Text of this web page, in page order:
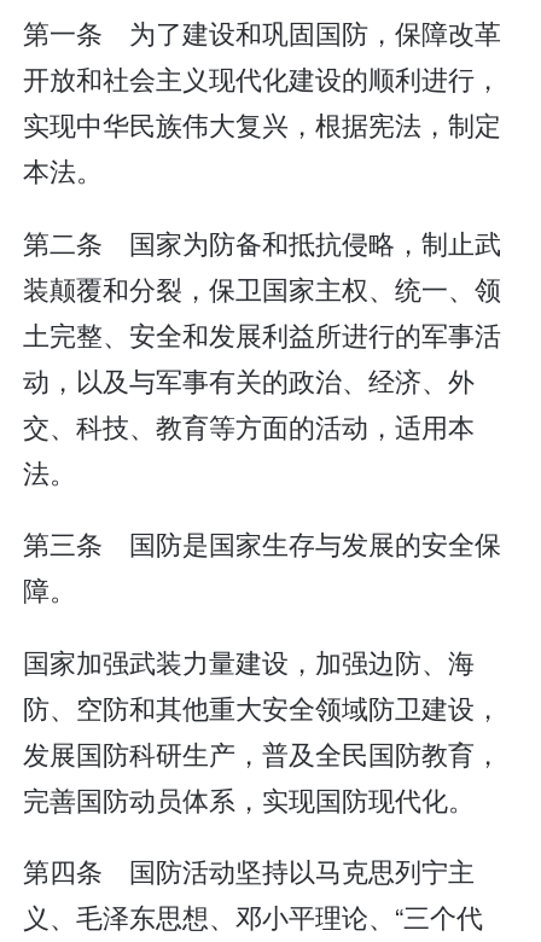
第一条 为了建设和巩固国防，保障改革
开放和社会主义现代化建设的顺利进行，
实现中华民族伟大复兴，根据宪法，制定
本法。
第二条 国家为防备和抵抗侵略，制止武
装颠覆和分裂，保卫国家主权、统一、领
土完整、安全和发展利益所进行的军事活
动，以及与军事有关的政治、经济、外
交、科技、教育等方面的活动，适用本
法。
第三条 国防是国家生存与发展的安全保
障。
国家加强武装力量建设，加强边防、海
防、空防和其他重大安全领域防卫建设，
发展国防科研生产，普及全民国防教育，
完善国防动员体系，实现国防现代化。
第四条 国防活动坚持以马克思列宁主
义、毛泽东思想、邓小平理论、“三个代